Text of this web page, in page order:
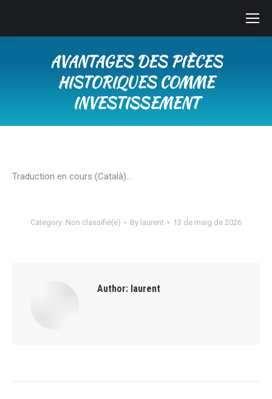
AVANTAGES DES PIÈCES
HISTORIQUES COMME
INVESTISSEMENT
Traduction en cours (Català)…
Category: Non classifié(e) By laurent 13 de maig de 2026
Author: laurent